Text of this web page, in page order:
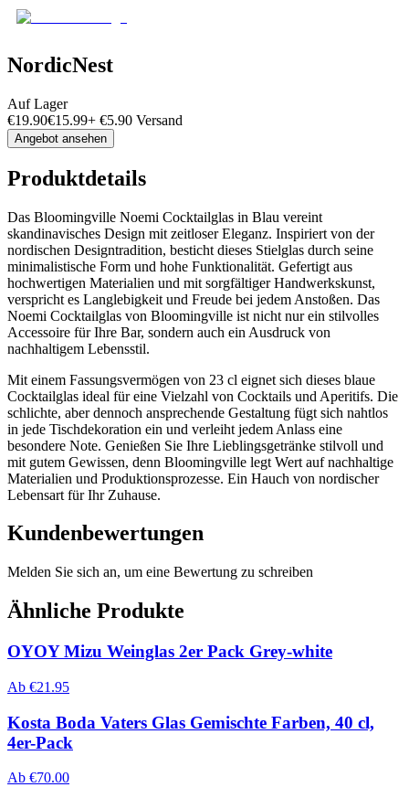
NordicNest
Auf Lager
€19.90€15.99+ €5.90 Versand
Angebot ansehen
Produktdetails
Das Bloomingville Noemi Cocktailglas in Blau vereint
skandinavisches Design mit zeitloser Eleganz. Inspiriert von der
nordischen Designtradition, besticht dieses Stielglas durch seine
minimalistische Form und hohe Funktionalität. Gefertigt aus
hochwertigen Materialien und mit sorgfältiger Handwerkskunst,
verspricht es Langlebigkeit und Freude bei jedem Anstoßen. Das
Noemi Cocktailglas von Bloomingville ist nicht nur ein stilvolles
Accessoire für Ihre Bar, sondern auch ein Ausdruck von
nachhaltigem Lebensstil.
Mit einem Fassungsvermögen von 23 cl eignet sich dieses blaue
Cocktailglas ideal für eine Vielzahl von Cocktails und Aperitifs. Die
schlichte, aber dennoch ansprechende Gestaltung fügt sich nahtlos
in jede Tischdekoration ein und verleiht jedem Anlass eine
besondere Note. Genießen Sie Ihre Lieblingsgetränke stilvoll und
mit gutem Gewissen, denn Bloomingville legt Wert auf nachhaltige
Materialien und Produktionsprozesse. Ein Hauch von nordischer
Lebensart für Ihr Zuhause.
Kundenbewertungen
Melden Sie sich an, um eine Bewertung zu schreiben
Ähnliche Produkte
OYOY Mizu Weinglas 2er Pack Grey-white
Ab €21.95
Kosta Boda Vaters Glas Gemischte Farben, 40 cl,
4er-Pack
Ab €70.00